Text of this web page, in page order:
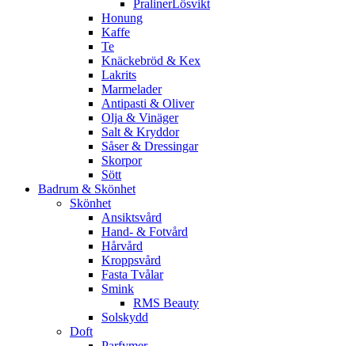
PralinerLösvikt
Honung
Kaffe
Te
Knäckebröd & Kex
Lakrits
Marmelader
Antipasti & Oliver
Olja & Vinäger
Salt & Kryddor
Såser & Dressingar
Skorpor
Sött
Badrum & Skönhet
Skönhet
Ansiktsvård
Hand- & Fotvård
Hårvård
Kroppsvård
Fasta Tvålar
Smink
RMS Beauty
Solskydd
Doft